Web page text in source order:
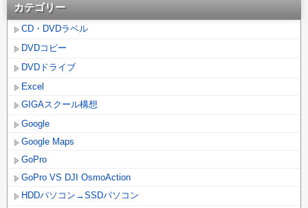
カテゴリー
CD・DVDラベル
DVDコピー
DVDドライブ
Excel
GIGAスクール構想
Google
Google Maps
GoPro
GoPro VS DJI OsmoAction
HDDパソコン→SSDパソコン